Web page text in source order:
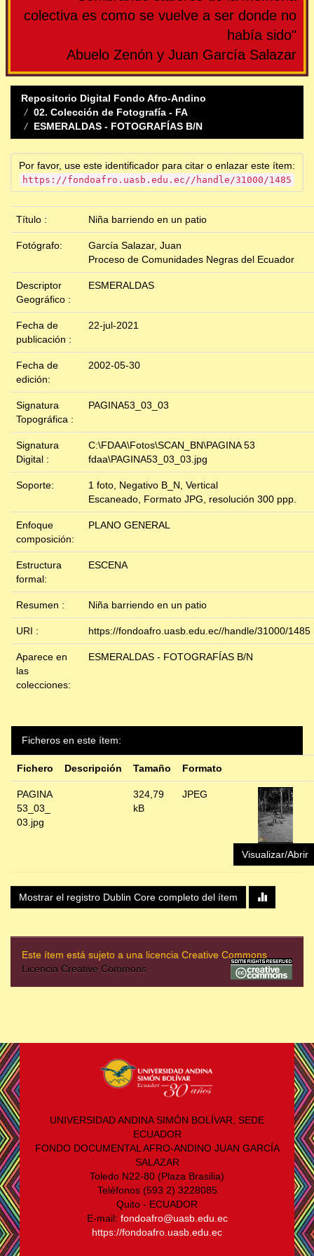
colectiva es como se vuelve a ser donde no
había sido"
Abuelo Zenón y Juan García Salazar
Repositorio Digital Fondo Afro-Andino
02. Colección de Fotografía - FA
ESMERALDAS - FOTOGRAFÍAS B/N
Por favor, use este identificador para citar o enlazar este ítem:
https://fondoafro.uasb.edu.ec//handle/31000/1485
Título : Niña barriendo en un patio
Fotógrafo:
García Salazar, Juan
Proceso de Comunidades Negras del Ecuador
Descriptor
Geográfico :
ESMERALDAS
Fecha de
publicación :
22-jul-2021
Fecha de
edición:
2002-05-30
Signatura
Topográfica :
PAGINA53_03_03
Signatura
Digital :
C:\FDAA\Fotos\SCAN_BN\PAGINA 53
fdaa\PAGINA53_03_03.jpg
Soporte:
1 foto, Negativo B_N, Vertical
Escaneado, Formato JPG, resolución 300 ppp.
Enfoque
composición:
PLANO GENERAL
Estructura
formal:
ESCENA
Resumen : Niña barriendo en un patio
URI : https://fondoafro.uasb.edu.ec//handle/31000/1485
Aparece en
las
colecciones:
ESMERALDAS - FOTOGRAFÍAS B/N
Ficheros en este ítem:
Fichero Descripción Tamaño Formato
PAGINA
53_03_
03.jpg
324,79
kB
JPEG
Visualizar/Abrir
Mostrar el registro Dublin Core completo del ítem
Este ítem está sujeto a una licencia Creative Commons
Licencia Creative Commons
UNIVERSIDAD ANDINA SIMÓN BOLÍVAR, SEDE
ECUADOR
FONDO DOCUMENTAL AFRO-ANDINO JUAN GARCÍA
SALAZAR
Toledo N22-80 (Plaza Brasilia)
Teléfonos (593 2) 3228085
Quito - ECUADOR
E-mail: fondoafro@uasb.edu.ec
https://fondoafro.uasb.edu.ec